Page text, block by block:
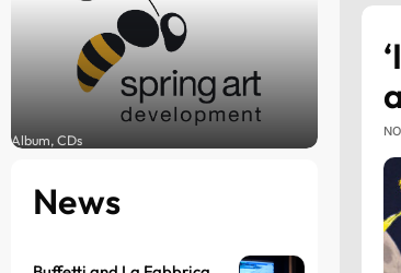
Album, CDs
News